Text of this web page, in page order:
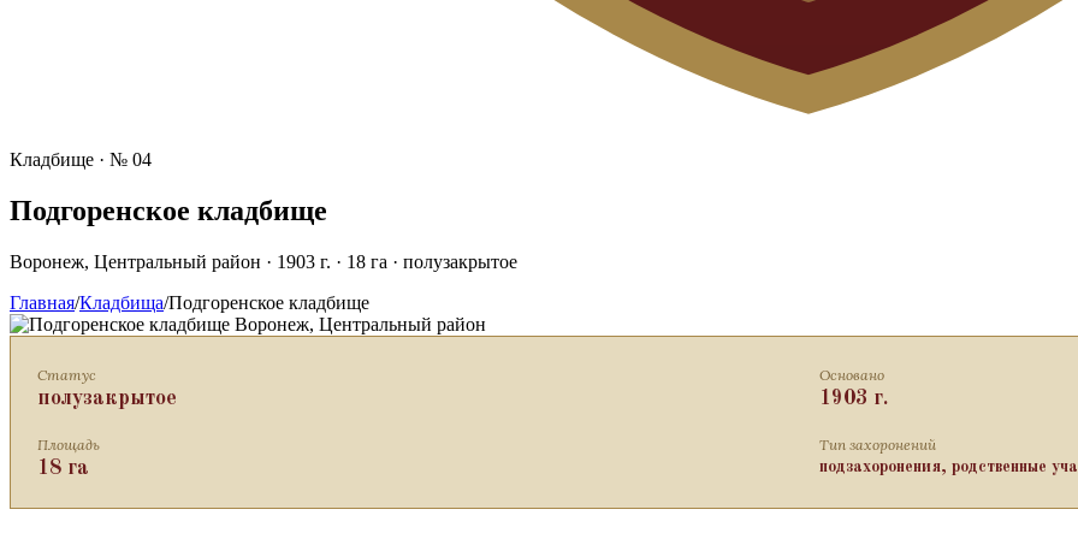
Кладбище · № 04
Подгоренское кладбище
Воронеж, Центральный район · 1903 г. · 18 га · полузакрытое
Главная/Кладбища/Подгоренское кладбище
Воронеж, Центральный район
Статус
полузакрытое
Основано
1903 г.
Площадь
18 га
Тип захоронений
подзахоронения, родственные